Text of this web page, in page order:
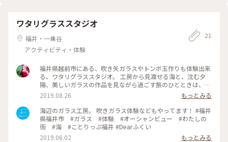
ワタリグラススタジオ
福井・一乗谷
アクティビティ・体験
21
福井県越前市にある、吹き矢ガラスやトンボ玉作りも体験出来
る、ワタリグラススタジオ。 工房から見渡せる海と、沈む夕
陽、美しいガラスの作品を見ながら過ごす旅のひとときは、特
別な物でした。 #旅のひととき #福井 #越前 #北陸旅行
2019.08.26
もっとみる
海辺のガラス工房。 吹きガラス体験などもやってます！ #福井
県福井市 #ガラス #体験 #オーシャンビュー #わたしの
街 #海 #ことりっぷ福井 #Dearふくい
2019.06.02
もっとみる